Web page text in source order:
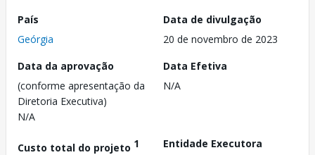
País
Geórgia
Data de divulgação
20 de novembro de 2023
Data da aprovação
(conforme apresentação da
Diretoria Executiva)
N/A
Data Efetiva
N/A
Custo total do projeto 1
Entidade Executora